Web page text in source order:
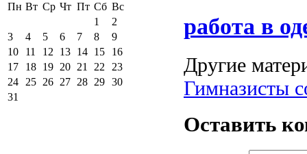
Пн Вт Ср Чт Пт Сб Вс
1
2
3
4 5 6 7 8
9
10
11 12 13 14 15
16
17
18 19 20 21 22 23
24 25 26 27 28 29 30
31
работа в
Другие
Гимназисты
Оставить